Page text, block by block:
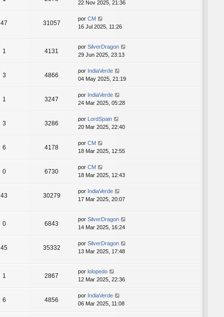
22 Nov 2025, 21:36
47 31057
por CM
16 Jul 2025, 11:26
1 4131
por SilverDragon
29 Jun 2025, 23:13
3 4866
por IndiaVerde
04 May 2025, 21:19
1 3247
por IndiaVerde
24 Mar 2025, 05:28
3 3286
por LordSpain
20 Mar 2025, 22:40
6 4178
por CM
18 Mar 2025, 12:55
0 6730
por CM
18 Mar 2025, 12:43
43 30279
por IndiaVerde
17 Mar 2025, 20:07
0 6843
por SilverDragon
14 Mar 2025, 16:24
45 35332
por SilverDragon
13 Mar 2025, 17:48
1 2867
por lolopedo
12 Mar 2025, 22:36
6 4856
por IndiaVerde
06 Mar 2025, 11:08